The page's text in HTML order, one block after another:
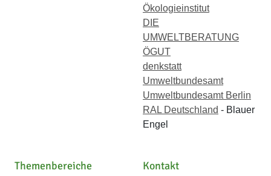
Ökologieinstitut
DIE
UMWELTBERATUNG
ÖGUT
denkstatt
Umweltbundesamt
Umweltbundesamt Berlin
RAL Deutschland - Blauer
Engel
Themenbereiche
Kontakt